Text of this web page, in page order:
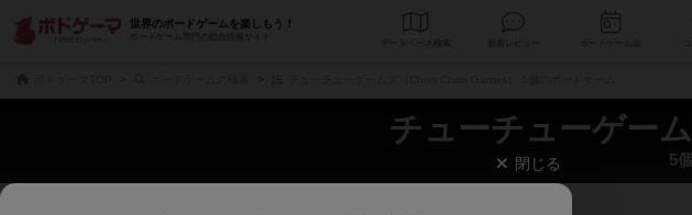
世界のボードゲームを楽しもう！
ボードゲーム専門の総合情報サイト
データベース
チューチューゲー
5
閉じる